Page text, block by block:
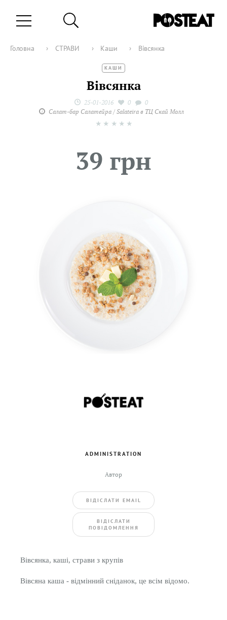
Головна › СТРАВИ › Каши › Вівсянка
КАШИ
Вівсянка
25-01-2016 0
0
Салат-бар Салатейра / Salateira в ТЦ Скай Молл
★
★
★
★
★
39 грн
ADMINISTRATION
Автор
ВIДIСЛАТИ EMAIL
BIДIСЛАТИ
ПОВIДОМЛЕННЯ
Вівсянка, каші, страви з крупів
Вівсяна каша - відмінний сніданок, це всім відомо.